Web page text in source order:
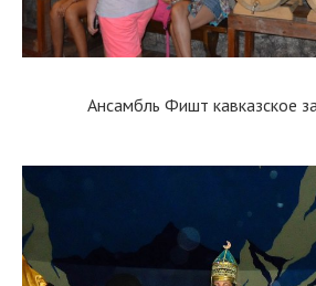
Ансамбль Фишт кавказское